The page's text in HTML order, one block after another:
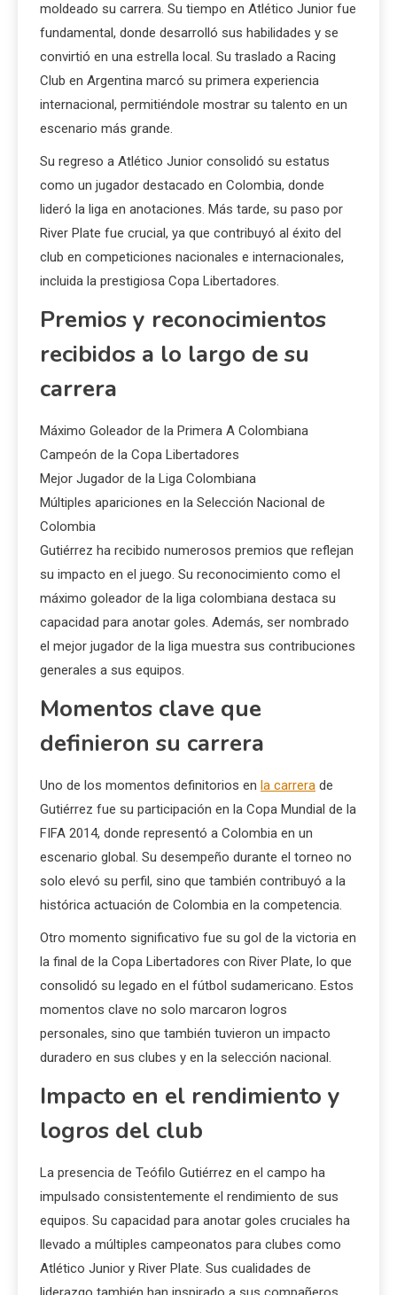
moldeado su carrera. Su tiempo en Atlético Junior fue
fundamental, donde desarrolló sus habilidades y se
convirtió en una estrella local. Su traslado a Racing
Club en Argentina marcó su primera experiencia
internacional, permitiéndole mostrar su talento en un
escenario más grande.
Su regreso a Atlético Junior consolidó su estatus
como un jugador destacado en Colombia, donde
lideró la liga en anotaciones. Más tarde, su paso por
River Plate fue crucial, ya que contribuyó al éxito del
club en competiciones nacionales e internacionales,
incluida la prestigiosa Copa Libertadores.
Premios y reconocimientos
recibidos a lo largo de su
carrera
Máximo Goleador de la Primera A Colombiana
Campeón de la Copa Libertadores
Mejor Jugador de la Liga Colombiana
Múltiples apariciones en la Selección Nacional de
Colombia
Gutiérrez ha recibido numerosos premios que reflejan
su impacto en el juego. Su reconocimiento como el
máximo goleador de la liga colombiana destaca su
capacidad para anotar goles. Además, ser nombrado
el mejor jugador de la liga muestra sus contribuciones
generales a sus equipos.
Momentos clave que
definieron su carrera
Uno de los momentos definitorios en la carrera de
Gutiérrez fue su participación en la Copa Mundial de la
FIFA 2014, donde representó a Colombia en un
escenario global. Su desempeño durante el torneo no
solo elevó su perfil, sino que también contribuyó a la
histórica actuación de Colombia en la competencia.
Otro momento significativo fue su gol de la victoria en
la final de la Copa Libertadores con River Plate, lo que
consolidó su legado en el fútbol sudamericano. Estos
momentos clave no solo marcaron logros
personales, sino que también tuvieron un impacto
duradero en sus clubes y en la selección nacional.
Impacto en el rendimiento y
logros del club
La presencia de Teófilo Gutiérrez en el campo ha
impulsado consistentemente el rendimiento de sus
equipos. Su capacidad para anotar goles cruciales ha
llevado a múltiples campeonatos para clubes como
Atlético Junior y River Plate. Sus cualidades de